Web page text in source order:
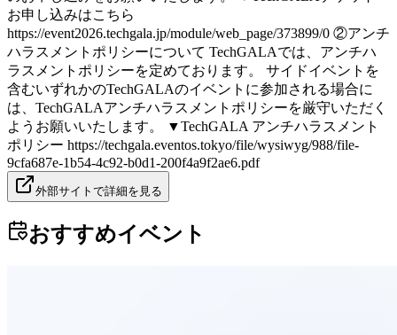
お申し込みはこちら
https://event2026.techgala.jp/module/web_page/373899/0 ②アンチ
ハラスメントポリシーについて TechGALAでは、アンチハ
ラスメントポリシーを定めております。 サイドイベントを
含むいずれかのTechGALAのイベントに参加される場合に
は、TechGALAアンチハラスメントポリシーを厳守いただく
ようお願いいたします。 ▼TechGALA アンチハラスメント
ポリシー https://techgala.eventos.tokyo/file/wysiwyg/988/file-
9cfa687e-1b54-4c92-b0d1-200f4a9f2ae6.pdf
外部サイトで詳細を見る
おすすめイベント